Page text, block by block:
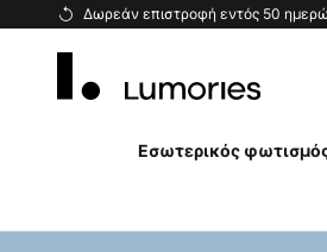
Δωρεάν επιστροφή εντός 50
Μετάβαση
Εσωτερικός